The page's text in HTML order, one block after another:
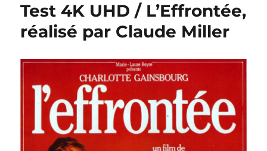
Test 4K UHD / L’Effrontée,
réalisé par Claude Miller